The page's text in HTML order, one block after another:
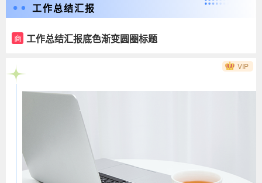
工作总结汇报
商 工作总结汇报底色渐变圆圈标题
VIP